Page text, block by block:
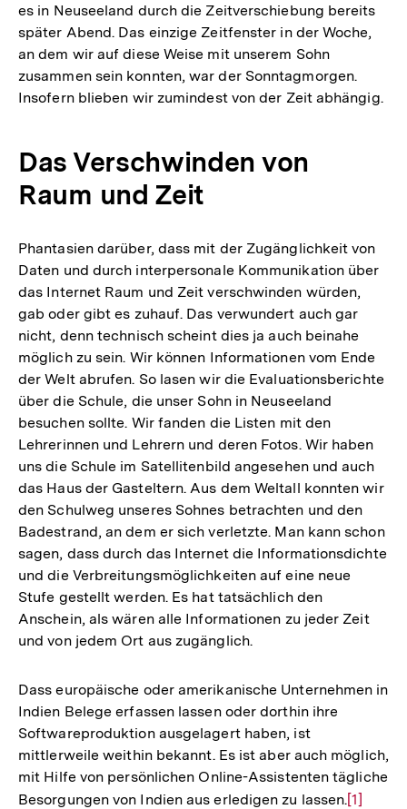
es in Neuseeland durch die Zeitverschiebung bereits
später Abend. Das einzige Zeitfenster in der Woche,
an dem wir auf diese Weise mit unserem Sohn
zusammen sein konnten, war der Sonntagmorgen.
Insofern blieben wir zumindest von der Zeit abhängig.
Das Verschwinden von
Raum und Zeit
Phantasien darüber, dass mit der Zugänglichkeit von
Daten und durch interpersonale Kommunikation über
das Internet Raum und Zeit verschwinden würden,
gab oder gibt es zuhauf. Das verwundert auch gar
nicht, denn technisch scheint dies ja auch beinahe
möglich zu sein. Wir können Informationen vom Ende
der Welt abrufen. So lasen wir die Evaluationsberichte
über die Schule, die unser Sohn in Neuseeland
besuchen sollte. Wir fanden die Listen mit den
Lehrerinnen und Lehrern und deren Fotos. Wir haben
uns die Schule im Satellitenbild angesehen und auch
das Haus der Gasteltern. Aus dem Weltall konnten wir
den Schulweg unseres Sohnes betrachten und den
Badestrand, an dem er sich verletzte. Man kann schon
sagen, dass durch das Internet die Informationsdichte
und die Verbreitungsmöglichkeiten auf eine neue
Stufe gestellt werden. Es hat tatsächlich den
Anschein, als wären alle Informationen zu jeder Zeit
und von jedem Ort aus zugänglich.
Dass europäische oder amerikanische Unternehmen in
Indien Belege erfassen lassen oder dorthin ihre
Softwareproduktion ausgelagert haben, ist
mittlerweile weithin bekannt. Es ist aber auch möglich,
mit Hilfe von persönlichen Online-Assistenten tägliche
Besorgungen von Indien aus erledigen zu lassen.Zur
[1]